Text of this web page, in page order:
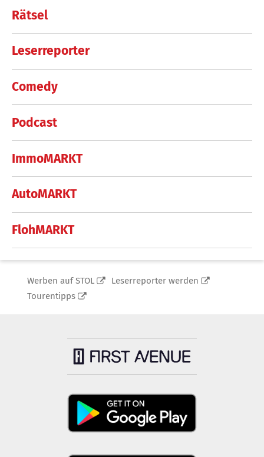
Rätsel
Leserreporter
Comedy
Podcast
ImmoMARKT
AutoMARKT
FlohMARKT
Werben auf STOL
Leserreporter werden
Tourentipps